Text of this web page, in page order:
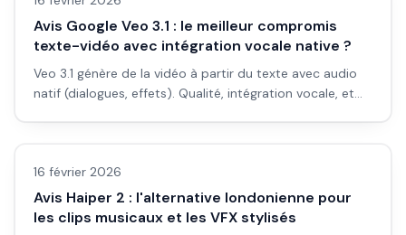
Avis Google Veo 3.1 : le meilleur compromis
texte-vidéo avec intégration vocale native ?
Veo 3.1 génère de la vidéo à partir du texte avec audio
natif (dialogues, effets). Qualité, intégration vocale, et
Avis outils/services
16 février 2026
Avis Haiper 2 : l'alternative londonienne pour
les clips musicaux et les VFX stylisés